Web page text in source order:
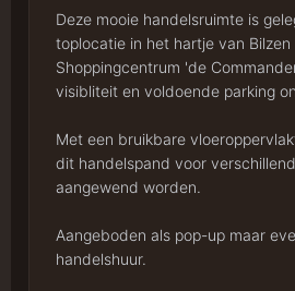
Deze mooie handelsruimte is
toplocatie in het hartje van Bilzen
Shoppingcentrum 'de
visibliteit en voldoende parking
Met een bruikbare
dit handelspand voor
aangewend worden.
Aangeboden als pop-up maar
handelshuur.